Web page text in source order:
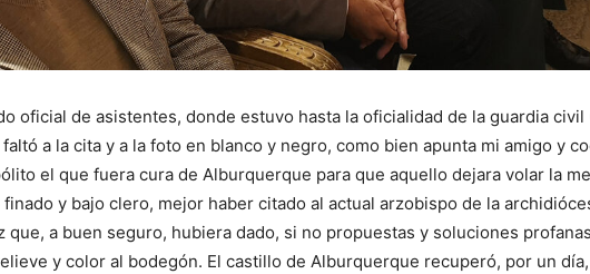
oficial de asistentes, donde estuvo hasta la oficialidad de la guardia civil
a la cita y a la foto en blanco y negro, como bien apunta mi amigo y
el que fuera cura de Alburquerque para que aquello dejara volar la
y bajo clero, mejor haber citado al actual arzobispo de la
que, a buen seguro, hubiera dado, si no propuestas y soluciones
y color al bodegón. El castillo de Alburquerque recuperó, por un